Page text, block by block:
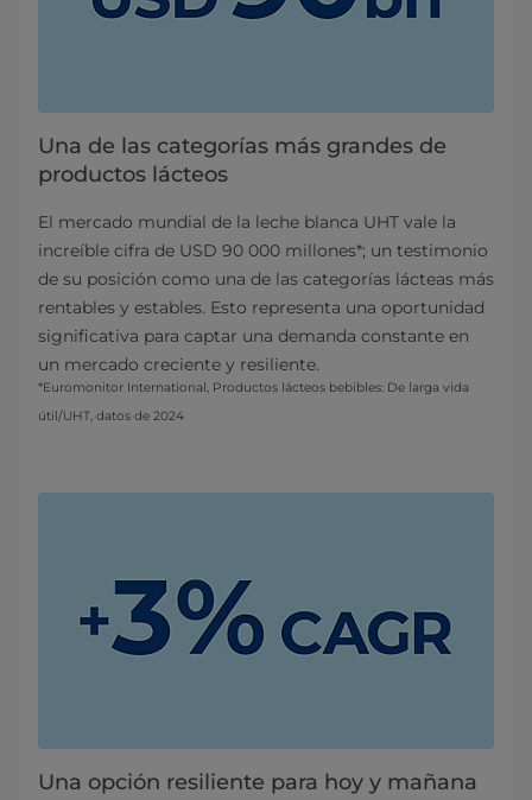
Una de las categorías más grandes de
productos lácteos
El mercado mundial de la leche blanca UHT vale la
increíble cifra de USD 90 000 millones*; un testimonio
de su posición como una de las categorías lácteas más
rentables y estables. Esto representa una oportunidad
significativa para captar una demanda constante en
un mercado creciente y resiliente.
*Euromonitor International, Productos lácteos bebibles: De larga vida
útil/UHT, datos de 2024
Una opción resiliente para hoy y mañana